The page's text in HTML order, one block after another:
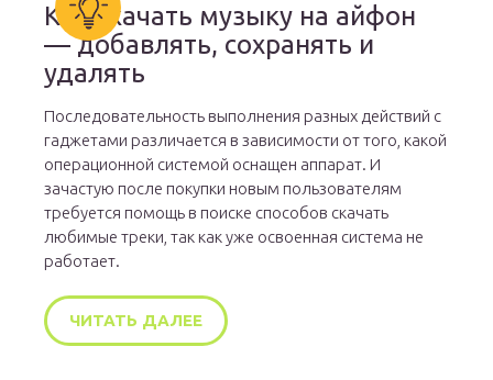
Как скачать музыку на айфон
— добавлять, сохранять и
удалять
Последовательность выполнения разных действий с
гаджетами различается в зависимости от того, какой
операционной системой оснащен аппарат. И
зачастую после покупки новым пользователям
требуется помощь в поиске способов скачать
любимые треки, так как уже освоенная система не
работает.
ЧИТАТЬ ДАЛЕЕ